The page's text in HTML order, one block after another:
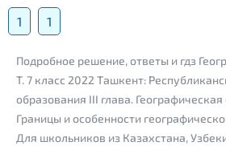
1 1
Подробное решение, ответы и гдз
Т. 7 класс 2022 Ташкент:
образования III глава. Географическая
Границы и особенности
Для школьников из Казахстана,